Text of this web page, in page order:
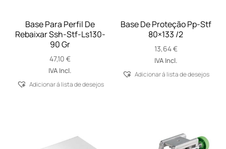
Base Para Perfil De
Rebaixar Ssh-Stf-Ls130-
90 Gr
47,10€
IVA Incl.
Adicionar á lista de desejos
Base De Proteção Pp-Stf
80×133 /2
13,64€
IVA Incl.
Adicionar á lista de desejos